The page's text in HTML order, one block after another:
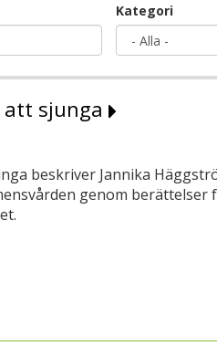
Kategori
sjunga
beskriver Jannika
genom berättelser